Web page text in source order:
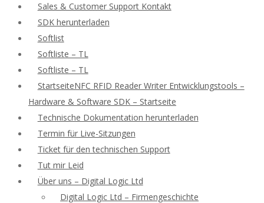
Sales & Customer Support Kontakt
SDK herunterladen
Softlist
Softliste – TL
Softliste – TL
StartseiteNFC RFID Reader Writer Entwicklungstools –
Hardware & Software SDK – Startseite
Technische Dokumentation herunterladen
Termin für Live-Sitzungen
Ticket für den technischen Support
Tut mir Leid
Über uns – Digital Logic Ltd
Digital Logic Ltd – Firmengeschichte